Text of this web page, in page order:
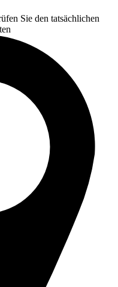
Sie den tatsächlichen